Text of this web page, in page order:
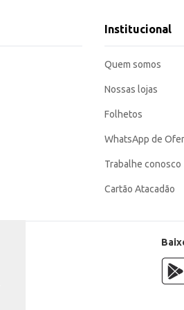
Institucional
Quem somos
Nossas lojas
Folhetos
WhatsApp de
Trabalhe conosco
Cartão Atacadão